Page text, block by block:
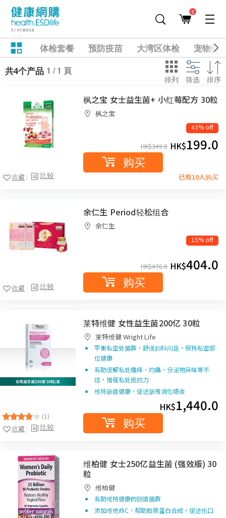
1
体检套餐 预防疫苗 大湾区体检
宠物健
共4个产品 1 / 1 頁
排列 筛选 排序
比较
收藏
枫之宝 女士益生菌+ 小红莓配方 30粒
枫之宝
43% off
HK$349.0 HK$199.0
购买
已有10人购买
比较
收藏
余仁生 Period轻松组合
余仁生
15% off
HK$476.0 HK$404.0
购买
(1)
比较
收藏
莱特维健 女性益生菌200亿 30粒
莱特维健 Wright Life
平衡私密处菌群，舒缓妇科问题，保持私密部
位健康
有助缓解私处瘙痒、灼痛、分泌物异味等不
适，增强私处抵抗力
维持肠道健康，促进肠胃消化吸收
HK$1,440.0
购买
维柏健 女士250亿益生菌 (强效版) 30
粒
维柏健
有助维持健康的阴道菌群
添加维他命C，帮助胶原蛋白合成，促进伤口